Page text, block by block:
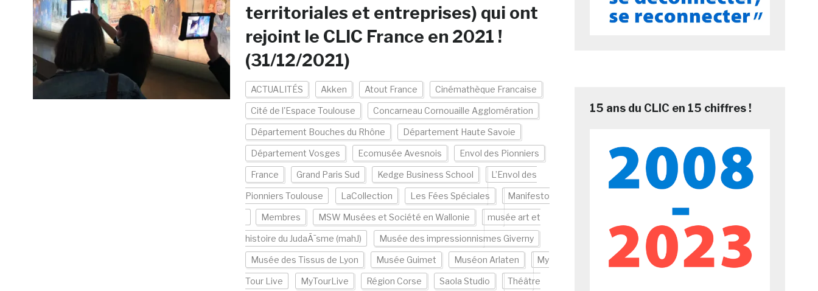
territoriales et entreprises) qui ont
rejoint le CLIC France en 2021 !
(31/12/2021)
ACTUALITÉS Akken Atout France Cinémathèque Francaise
Cité de l'Espace Toulouse Concarneau Cornouaille Agglomération
Département Bouches du Rhône Département Haute Savoie
Département Vosges Ecomusée Avesnois Envol des Pionniers
France Grand Paris Sud Kedge Business School L’Envol des
Pionniers Toulouse LaCollection Les Fées Spéciales Manifesto
Membres MSW Musées et Société en Wallonie musée art et
histoire du JudaÃ¯sme (mahJ) Musée des impressionnismes Giverny
Musée des Tissus de Lyon Musée Guimet Muséon Arlaten My
Tour Live MyTourLive Région Corse Saola Studio Théâtre
15 ans du CLIC en 15 chiffres !